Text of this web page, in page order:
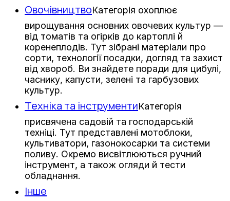
ОвочівництвоКатегорія охоплює
вирощування основних овочевих культур —
від томатів та огірків до картоплі й
коренеплодів. Тут зібрані матеріали про
сорти, технології посадки, догляд та захист
від хвороб. Ви знайдете поради для цибулі,
часнику, капусти, зелені та гарбузових
культур.
Техніка та інструментиКатегорія
присвячена садовій та господарській
техніці. Тут представлені мотоблоки,
культиватори, газонокосарки та системи
поливу. Окремо висвітлюються ручний
інструмент, а також огляди й тести
обладнання.
Інше